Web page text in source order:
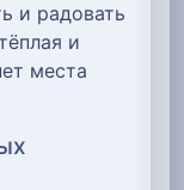
и радовать
и
места